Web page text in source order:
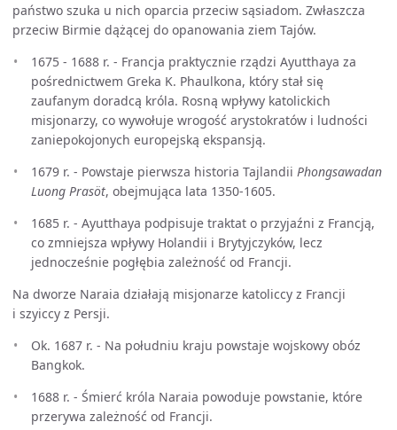
państwo szuka u nich oparcia przeciw sąsiadom. Zwłaszcza
przeciw Birmie dążącej do opanowania ziem Tajów.
1675 - 1688 r. - Francja praktycznie rządzi Ayutthaya za
pośrednictwem Greka K. Phaulkona, który stał się
zaufanym doradcą króla. Rosną wpływy katolickich
misjonarzy, co wywołuje wrogość arystokratów i ludności
zaniepokojonych europejską ekspansją.
1679 r. - Powstaje pierwsza historia Tajlandii Phongsawadan
Luong Prasöt, obejmująca lata 1350-1605.
1685 r. - Ayutthaya podpisuje traktat o przyjaźni z Francją,
co zmniejsza wpływy Holandii i Brytyjczyków, lecz
jednocześnie pogłębia zależność od Francji.
Na dworze Naraia działają misjonarze katoliccy z Francji
i szyiccy z Persji.
Ok. 1687 r. - Na południu kraju powstaje wojskowy obóz
Bangkok.
1688 r. - Śmierć króla Naraia powoduje powstanie, które
przerywa zależność od Francji.